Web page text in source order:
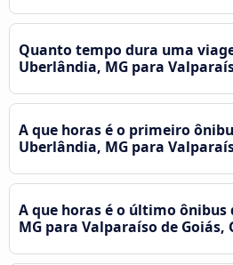
Quanto tempo dura uma
Uberlândia, MG para
A que horas é o primeiro
Uberlândia, MG para
A que horas é o último ônibus
MG para Valparaíso de Goiás,